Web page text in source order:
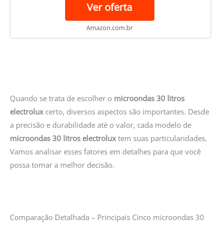
Ver oferta
Amazon.com.br
Quando se trata de escolher o microondas 30 litros
electrolux certo, diversos aspectos são importantes. Desde
a precisão e durabilidade até o valor, cada modelo de
microondas 30 litros electrolux tem suas particularidades.
Vamos analisar esses fatores em detalhes para que você
possa tomar a melhor decisão.
Comparação Detalhada – Principais Cinco microondas 30